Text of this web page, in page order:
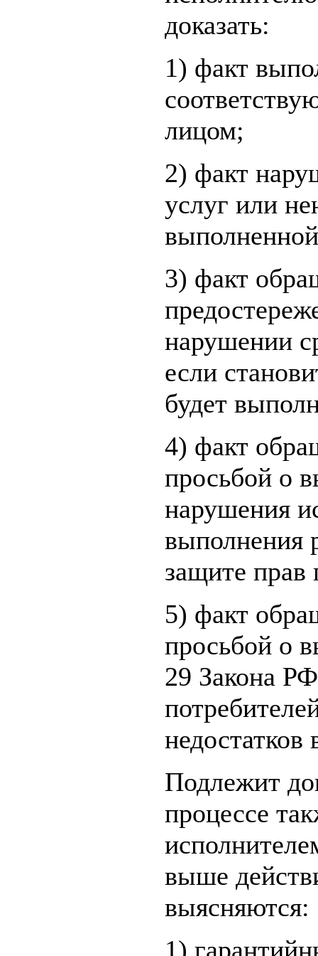
доказать:
1) факт
лицом;
2) факт
услуг или
3) факт
нарушении
если
будет
4) факт
просьбой о
нарушения
выполнения
защите прав
5) факт
просьбой о
29 Закона
Подлежит
процессе
выше
выясняются:
1)